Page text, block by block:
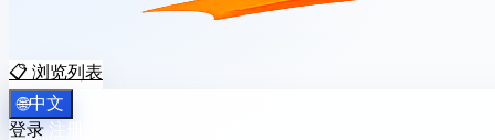
📋 浏览列表
🌐中文
登录 注册